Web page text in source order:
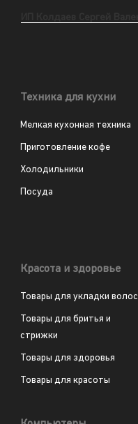
Техника для кухни
Мелкая кухонная техника
Приготовление кофе
Холодильники
Посуда
Красота и здоровье
Товары для укладки волос
Товары для бритья и
стрижки
Товары для здоровья
Товары для красоты